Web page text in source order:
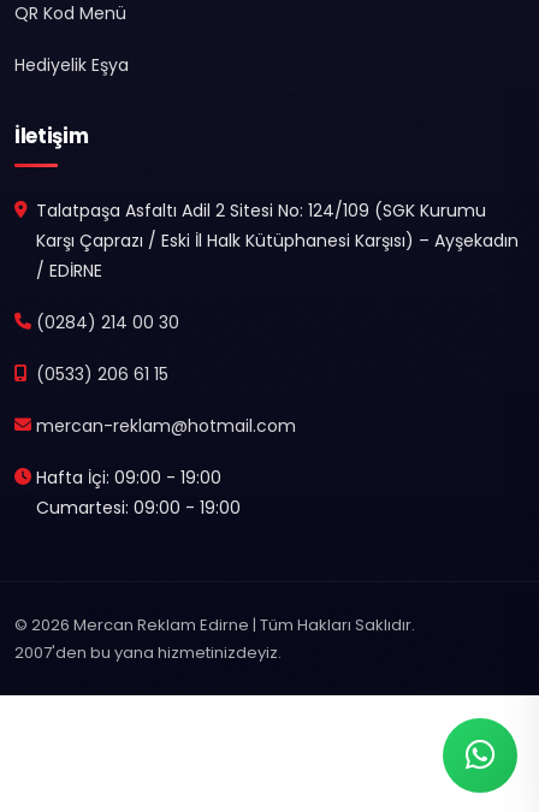
QR Kod Menü
Hediyelik Eşya
İletişim
Talatpaşa Asfaltı Adil 2 Sitesi No: 124/109 (SGK Kurumu
Karşı Çaprazı / Eski İl Halk Kütüphanesi Karşısı) – Ayşekadın
/ EDİRNE
(0284) 214 00 30
(0533) 206 61 15
mercan-reklam@hotmail.com
Hafta İçi: 09:00 - 19:00
Cumartesi: 09:00 - 19:00
© 2026 Mercan Reklam Edirne | Tüm Hakları Saklıdır.
2007'den bu yana hizmetinizdeyiz.